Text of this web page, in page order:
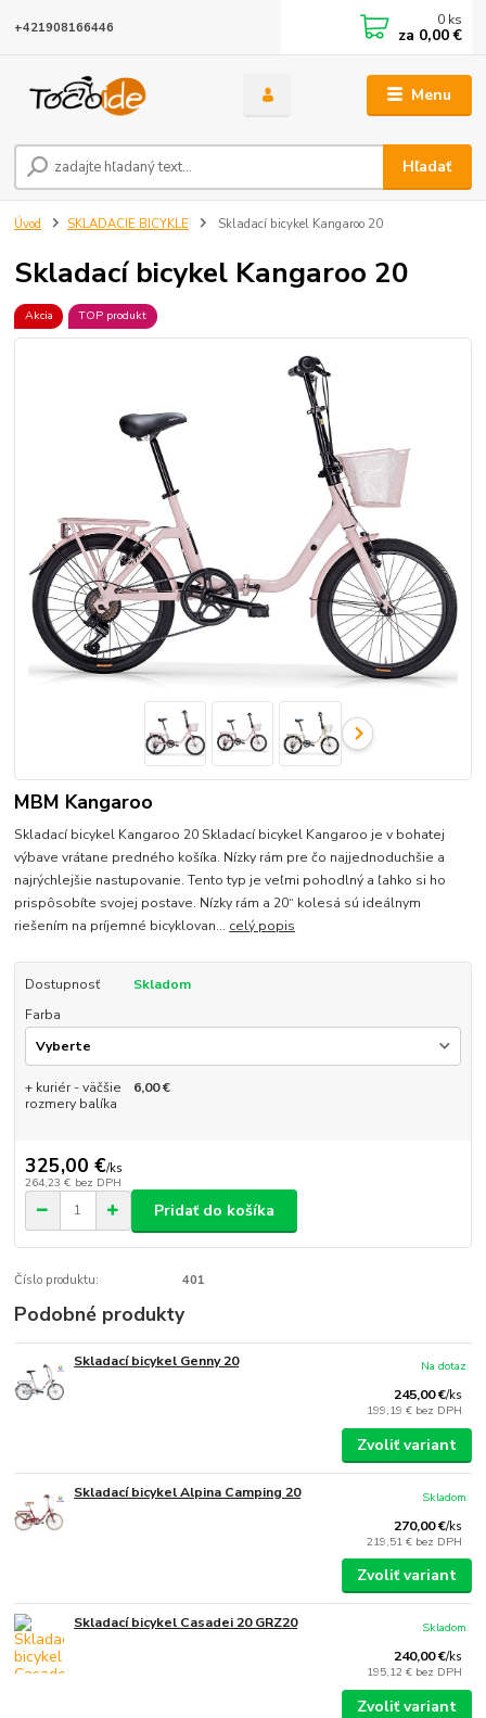
Menu
Hľadať
+421908166446 0 ks
za 0,00 €
Úvod SKLADACIE BICYKLE Skladací bicykel Kangaroo 20
Skladací bicykel Kangaroo 20
Akcia TOP produkt
MBM Kangaroo
Skladací bicykel Kangaroo 20 Skladací bicykel Kangaroo je v bohatej
výbave vrátane predného košíka. Nízky rám pre čo najjednoduchšie a
najrýchlejšie nastupovanie. Tento typ je veľmi pohodlný a ľahko si ho
prispôsobíte svojej postave. Nízky rám a 20“ kolesá sú ideálnym
riešením na príjemné bicyklovan... celý popis
Dostupnosť
Skladom
Farba
+ kuriér - väčšie
rozmery balíka
6,00 €
325,00 €/ks
264,23 € bez DPH
Pridať do košíka
Číslo produktu: 401
Podobné produkty
Skladací bicykel Genny 20
245,00 €/ks
199,19 € bez DPH
Na dotaz
Zvoliť variant
Skladací bicykel Alpina Camping 20
270,00 €/ks
219,51 € bez DPH
Skladom
Zvoliť variant
Skladací bicykel Casadei 20 GRZ20
240,00 €/ks
195,12 € bez DPH
Skladom
Zvoliť variant